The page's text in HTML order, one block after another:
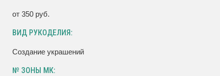
от 350 руб.
ВИД РУКОДЕЛИЯ:
Создание украшений
№ ЗОНЫ МК: